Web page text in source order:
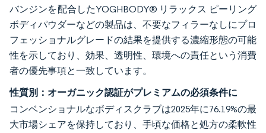
バンジンを配合したYOGHBODY® リラックス ピーリング
ボディパウダーなどの製品は、不要なフィラーなしにプロ
フェッショナルグレードの結果を提供する濃縮形態の可能
性を示しており、効果、透明性、環境への責任という消費
者の優先事項と一致しています。
性質別：オーガニック認証がプレミアムの必須条件に
コンベンショナルなボディスクラブは2025年に76.19%の最
大市場シェアを保持しており、手頃な価格と処方の柔軟性